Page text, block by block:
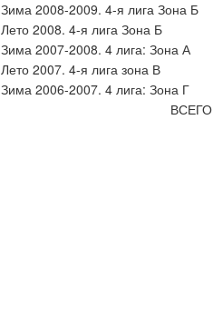
Зима 2008-2009. 4-я лига Зона Б
Лето 2008. 4-я лига Зона Б
Зима 2007-2008. 4 лига: Зона А
Лето 2007. 4-я лига зона В
Зима 2006-2007. 4 лига: Зона Г
ВСЕГО